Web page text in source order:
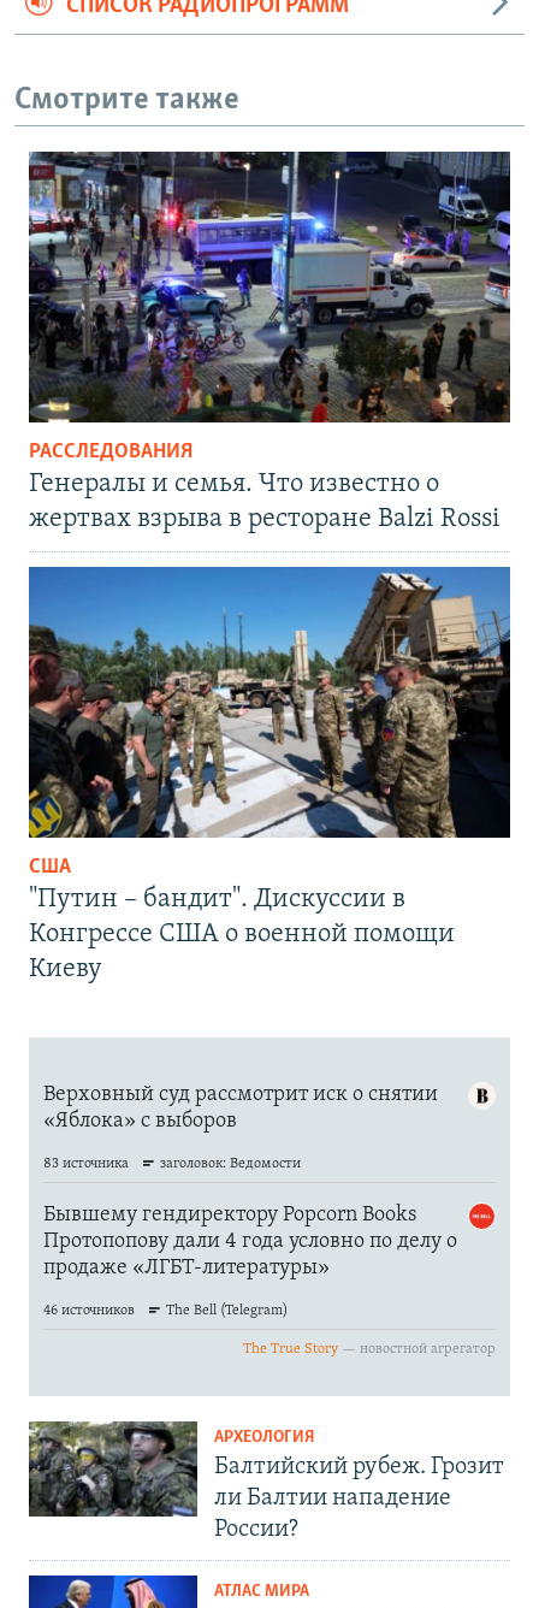
СПИСОК РАДИОПРОГРАММ
Смотрите также
РАССЛЕДОВАНИЯ
Генералы и семья. Что известно о
жертвах взрыва в ресторане Balzi Rossi
США
"Путин – бандит". Дискуссии в
Конгрессе США о военной помощи
Киеву
АРХЕОЛОГИЯ
Балтийский рубеж. Грозит
ли Балтии нападение
России?
АТЛАС МИРА